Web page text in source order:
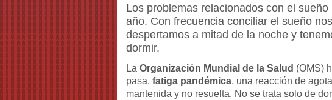
Los problemas relacionados con el
año. Con frecuencia conciliar el sueño
despertamos a mitad de la noche y
dormir.
La Organización Mundial de la Salud (OMS)
pasa, fatiga pandémica, una reacción de
mantenida y no resuelta. No se trata solo de